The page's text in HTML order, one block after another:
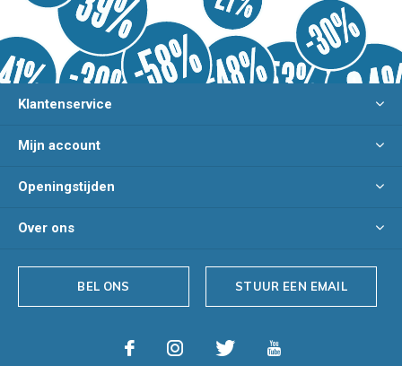
Klantenservice
Mijn account
Openingstijden
Over ons
BEL ONS STUUR EEN EMAIL